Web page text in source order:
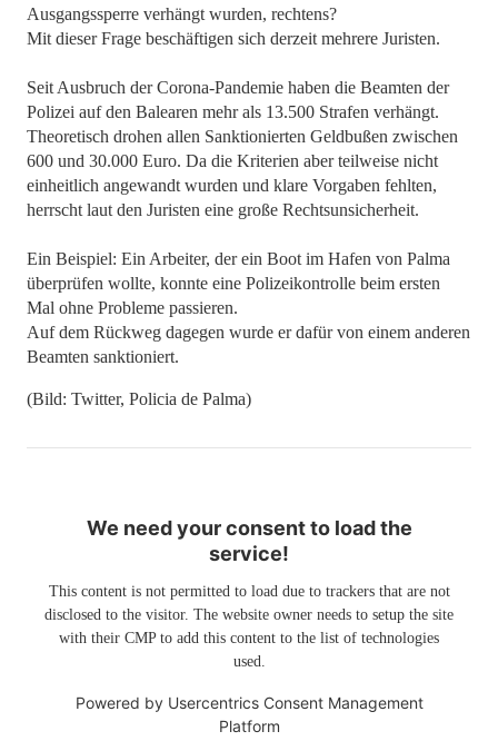
Ausgangssperre verhängt wurden, rechtens?
Mit dieser Frage beschäftigen sich derzeit mehrere Juristen.
Seit Ausbruch der Corona-Pandemie haben die Beamten der
Polizei auf den Balearen mehr als 13.500 Strafen verhängt.
Theoretisch drohen allen Sanktionierten Geldbußen zwischen
600 und 30.000 Euro. Da die Kriterien aber teilweise nicht
einheitlich angewandt wurden und klare Vorgaben fehlten,
herrscht laut den Juristen eine große Rechtsunsicherheit.
Ein Beispiel: Ein Arbeiter, der ein Boot im Hafen von Palma
überprüfen wollte, konnte eine Polizeikontrolle beim ersten
Mal ohne Probleme passieren.
Auf dem Rückweg dagegen wurde er dafür von einem anderen
Beamten sanktioniert.
(Bild: Twitter, Policia de Palma)
We need your consent to load the
service!
This content is not permitted to load due to trackers that are not
disclosed to the visitor. The website owner needs to setup the site
with their CMP to add this content to the list of technologies
used.
Powered by Usercentrics Consent Management
Platform